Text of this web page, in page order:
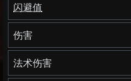
闪避值
伤害
法术伤害